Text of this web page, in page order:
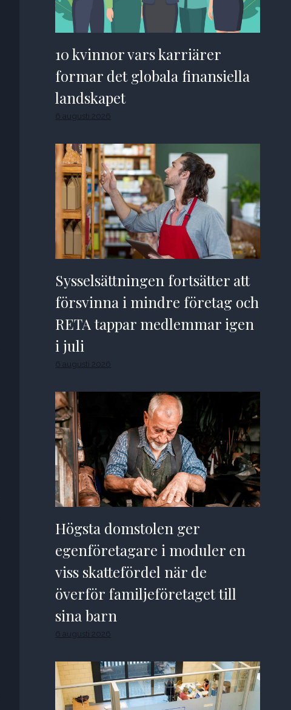
10 kvinnor vars karriärer
formar det globala finansiella
landskapet
6 augusti 2026
Sysselsättningen fortsätter att
försvinna i mindre företag och
RETA tappar medlemmar igen
i juli
6 augusti 2026
Högsta domstolen ger
egenföretagare i moduler en
viss skattefördel när de
överför familjeföretaget till
sina barn
6 augusti 2026